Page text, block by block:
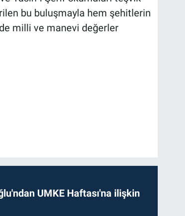
bu buluşmayla hem şehitlerin
milli ve manevi değerler
UMKE Haftası'na ilişkin